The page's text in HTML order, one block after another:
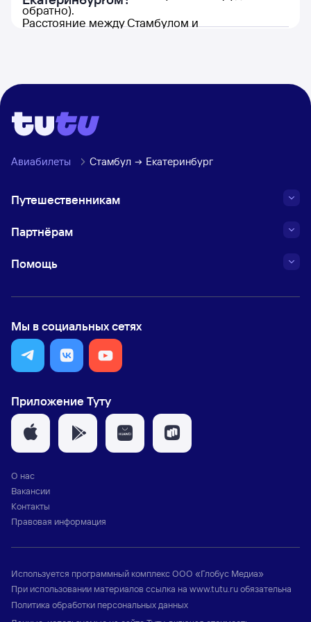
обратно).
Расстояние между Стамбулом и
Авиабилеты Стамбул Екатеринбург
Путешественникам
Партнёрам
Помощь
Мы в социальных сетях
Приложение Туту
О нас
Вакансии
Контакты
Правовая информация
Используется программный комплексООО «Глобус Медиа»
При использовании материалов ссылка на www.tutu.ruобязательна
Политика обработки персональных данных